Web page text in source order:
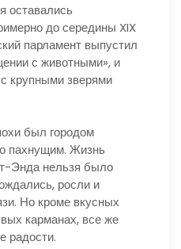
оставались
до середины XIX
парламент выпустил
с животными», и
крупными зверями
был городом
пахнущим. Жизнь
Энда нельзя было
росли и
Но кроме вкусных
карманах, все же
радости.